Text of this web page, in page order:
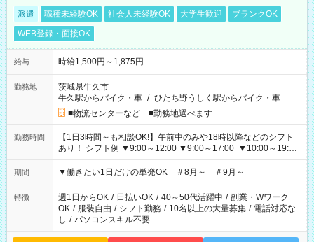
派遣 職種未経験OK 社会人未経験OK 大学生歓迎
ブランクOK
WEB登録・面接OK
給与 時給1,500円～1,875円
勤務地
茨城県牛久市
牛久駅からバイク・車 / ひたち野うしく駅からバイク・車
■物流センターなど ■勤務地選べます
勤務時間
【1日3時間～も相談OK!】午前中のみや18時以降などのシフト
あり！ シフト例 ▼9:00～12:00 ▼9:00～17:00 ▼10:00～19:00
▼18:00～21:00
期間 ▼働きたい1日だけの単発OK ＃8月～ ＃9月～
特徴 週1日からOK / 日払いOK / 40～50代活躍中 / 副業・Wワーク
OK / 服装自由 / シフト勤務 / 10名以上の大量募集 / 電話対応な
し / パソコンスキル不要